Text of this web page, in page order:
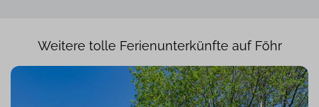
Weitere tolle Ferienunterkünfte auf Föhr